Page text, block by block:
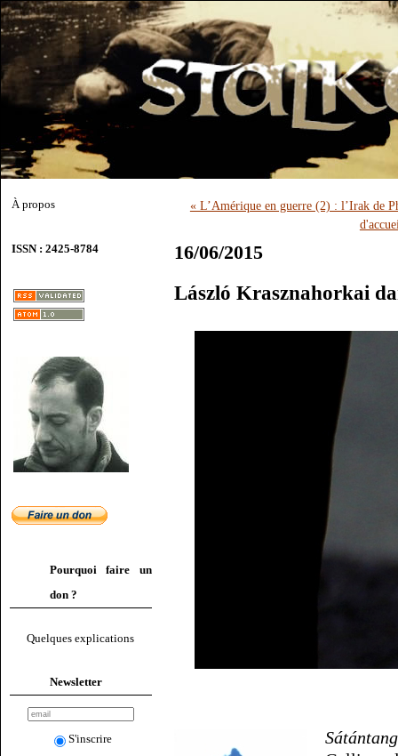
À propos
ISSN : 2425-8784
Pourquoi faire un
don ?
Quelques explications
Newsletter
S'inscrire
« L’Amérique en guerre (2) : l’Irak de
16/06/2015
László Krasznahorkai